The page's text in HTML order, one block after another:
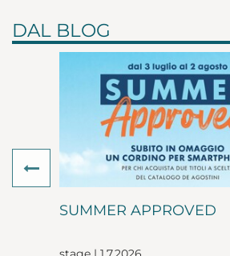
DAL BLOG
SUMMER APPROVED
Previous